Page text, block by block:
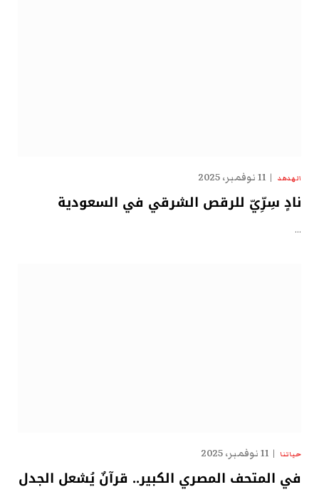
الهدهد 11 نوفمبر، 2025
نادٍ سِرِّيّ للرقص الشرقي في السعودية
…
حياتنا 11 نوفمبر، 2025
في المتحف المصري الكبير.. قرآنٌ يُشعل الجدل